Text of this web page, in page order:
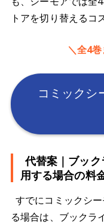
トアを切り替えるコ
＼全4
コミックシ
代替案｜ブッ
用する場合の料
すでにコミックシ
る場合は、ブックラ